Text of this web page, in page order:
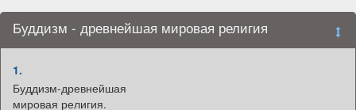
Буддизм - древнейшая мировая религия
1.
Буддизм-древнейшая
мировая религия.